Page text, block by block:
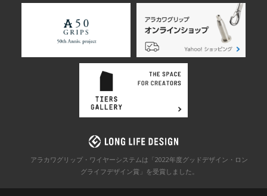
アラカワグリップ・ワイヤーシステムは「2022年度グッドデザイン・ロン
グライフデザイン賞」を受賞しました。